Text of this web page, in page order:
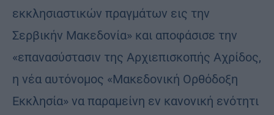
εκκλησιαστικών πραγμάτων εις την
Σερβικήν Μακεδονία» και αποφάσισε την
«επανασύστασιν της Αρχιεπισκοπής Αχρίδος,
η νέα αυτόνομος «Μακεδονική Ορθόδοξη
Εκκλησία» να παραμείνη εν κανονική ενότητι